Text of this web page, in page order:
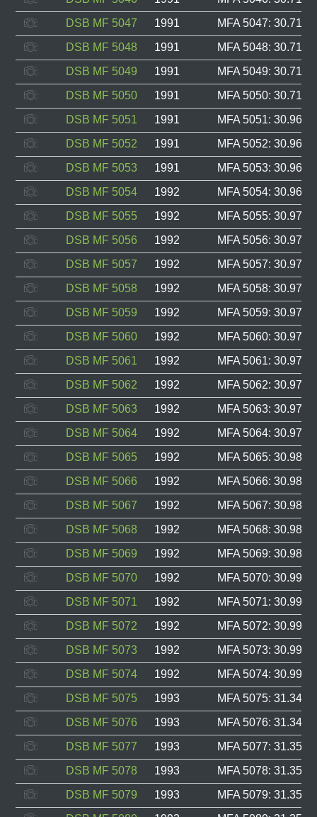
DSB MF 5047
1991
MFA 5047:
DSB MF 5048
1991
MFA 5048:
DSB MF 5049
1991
MFA 5049:
DSB MF 5050
1991
MFA 5050:
DSB MF 5051
1991
MFA 5051:
DSB MF 5052
1991
MFA 5052:
DSB MF 5053
1991
MFA 5053:
DSB MF 5054
1992
MFA 5054:
DSB MF 5055
1992
MFA 5055:
DSB MF 5056
1992
MFA 5056:
DSB MF 5057
1992
MFA 5057:
DSB MF 5058
1992
MFA 5058:
DSB MF 5059
1992
MFA 5059:
DSB MF 5060
1992
MFA 5060:
DSB MF 5061
1992
MFA 5061:
DSB MF 5062
1992
MFA 5062:
DSB MF 5063
1992
MFA 5063:
DSB MF 5064
1992
MFA 5064:
DSB MF 5065
1992
MFA 5065:
DSB MF 5066
1992
MFA 5066:
DSB MF 5067
1992
MFA 5067:
DSB MF 5068
1992
MFA 5068:
DSB MF 5069
1992
MFA 5069:
DSB MF 5070
1992
MFA 5070:
DSB MF 5071
1992
MFA 5071:
DSB MF 5072
1992
MFA 5072:
DSB MF 5073
1992
MFA 5073:
DSB MF 5074
1992
MFA 5074:
DSB MF 5075
1993
MFA 5075:
DSB MF 5076
1993
MFA 5076:
DSB MF 5077
1993
MFA 5077:
DSB MF 5078
1993
MFA 5078:
DSB MF 5079
1993
MFA 5079: